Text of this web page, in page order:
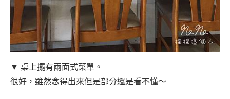
▼ 桌上擺有兩面式菜單。
很好，雖然念得出來但是部分還是看不懂～